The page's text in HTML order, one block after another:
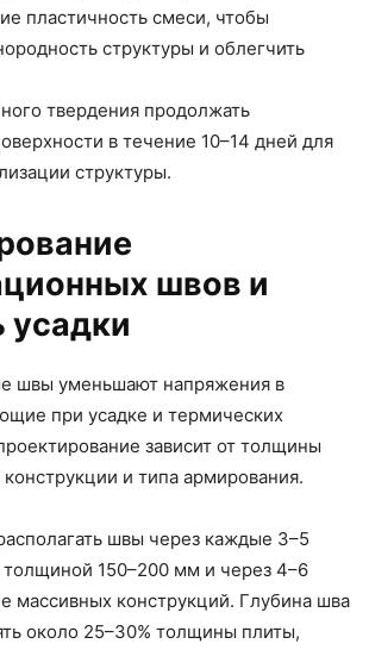
пластичность смеси, чтобы
структуры и облегчить
твердения продолжать
в течение 10–14 дней для
структуры.
швов и
усадки
швы уменьшают напряжения в
при усадке и термических
зависит от толщины
и типа армирования.
швы через каждые 3–5
толщиной 150–200 мм и через 4–6
массивных конструкций. Глубина шва
около 25–30% толщины плиты,